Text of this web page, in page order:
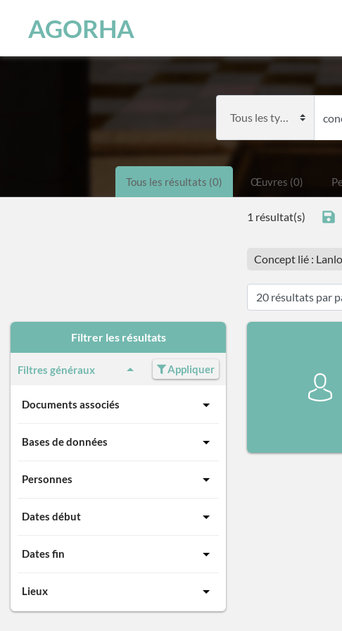
AGORHA
Tous les résultats (0) Œuvres (0)
1 résultat(s)
Concept lié :
Filtrer les résultats
Filtres généraux Appliquer
Documents associés
Bases de données
Personnes
Dates début
Dates fin
Lieux